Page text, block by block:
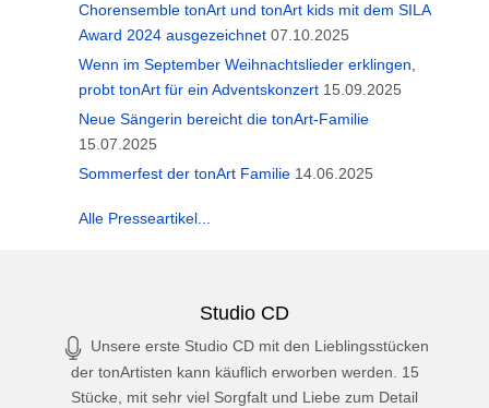
Chorensemble tonArt und tonArt kids mit dem SILA
Award 2024 ausgezeichnet 07.10.2025
Wenn im September Weihnachtslieder erklingen,
probt tonArt für ein Adventskonzert 15.09.2025
Neue Sängerin bereicht die tonArt-Familie
15.07.2025
Sommerfest der tonArt Familie 14.06.2025
Alle Presseartikel...
Studio CD
Unsere erste Studio CD mit den Lieblingsstücken
der tonArtisten kann käuflich erworben werden. 15
Stücke, mit sehr viel Sorgfalt und Liebe zum Detail